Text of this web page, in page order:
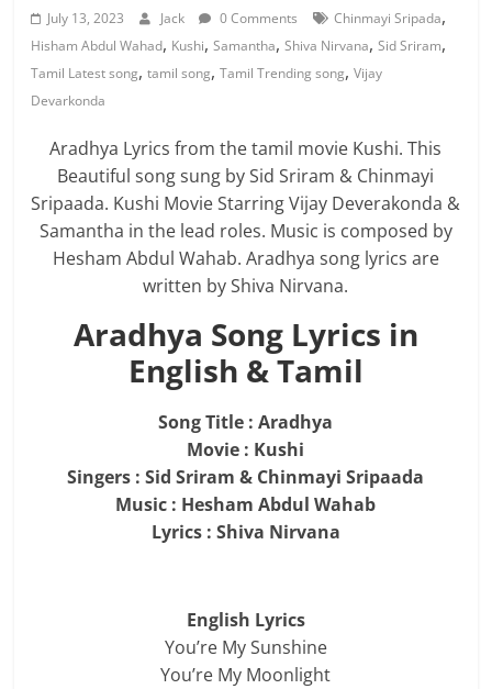
July 13, 2023 Jack 0 Comments Chinmayi Sripada,
Hisham Abdul Wahad, Kushi,Samantha,Shiva Nirvana,Sid Sriram,
Tamil Latest song,tamil song,Tamil Trending song,Vijay
Devarkonda
Aradhya Lyrics from the tamil movie Kushi. This
Beautiful song sung by Sid Sriram & Chinmayi
Sripaada. Kushi Movie Starring Vijay Deverakonda &
Samantha in the lead roles. Music is composed by
Hesham Abdul Wahab. Aradhya song lyrics are
written by Shiva Nirvana.
Aradhya Song Lyrics in
English & Tamil
Song Title : Aradhya
Movie : Kushi
Singers : Sid Sriram & Chinmayi Sripaada
Music : Hesham Abdul Wahab
Lyrics : Shiva Nirvana
English Lyrics
You’re My Sunshine
You’re My Moonlight